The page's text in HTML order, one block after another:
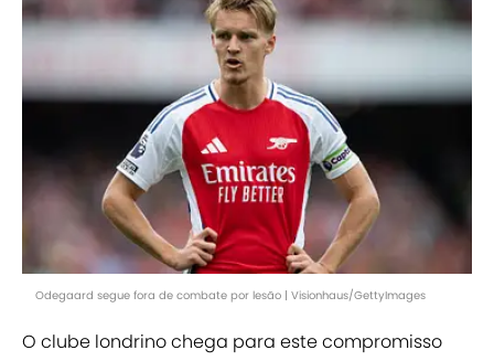
Odegaard segue fora de combate por lesão | Visionhaus/GettyImages
O clube londrino chega para este compromisso